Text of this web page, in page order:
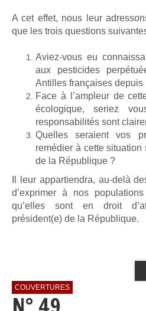
A cet effet, nous leur
que les trois questions
Aviez-vous eu
aux pesticides
Antilles françaises depuis
Face à l’ampleur de
écologique, seriez
responsabilités sont
Quelles seraient vos
remédier à cette
de la République ?
Il leur appartiendra, au-delà
d’exprimer à nos
qu’elles sont en droit
président(e) de la République.
COUVERTURES